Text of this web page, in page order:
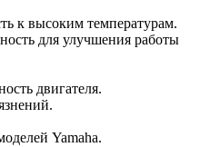
к высоким температурам.
для улучшения работы
двигателя.
Yamaha.